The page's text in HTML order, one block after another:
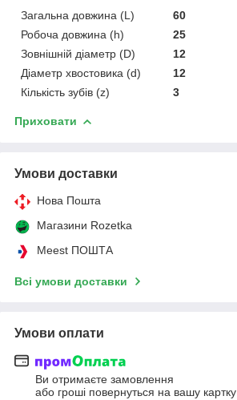
Загальна довжина (L)
60
Робоча довжина (h)
25
Зовнішній діаметр (D)
12
Діаметр хвостовика (d)
12
Кількість зубів (z)
3
Приховати
Умови доставки
Нова Пошта
Магазини Rozetka
Meest ПОШТА
Всі умови доставки
Умови оплати
Ви отримаєте замовлення
або гроші повернуться на вашу картку